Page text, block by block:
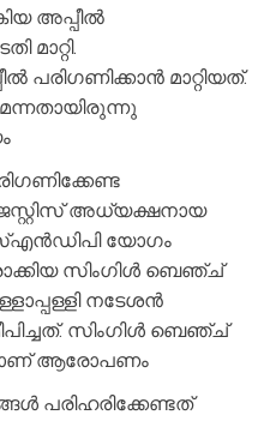
അപ്പീൽ
മാറ്റി.
പരിഗണിക്കാൻ മാറ്റിയത്.
അധ്യക്ഷനായ
യോഗം
സിംഗിൾ ബെഞ്ച്
നടേശൻ
സിംഗിൾ ബെഞ്ച്
ആരോപണം
പരിഹരിക്കേണ്ടത്